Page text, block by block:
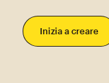
Inizia a creare